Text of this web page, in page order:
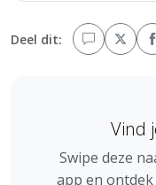
Deel dit:
Vind
Swipe deze
app en